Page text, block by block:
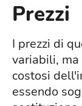
Prezzi
I prezzi di
variabili,
costosi
essendo